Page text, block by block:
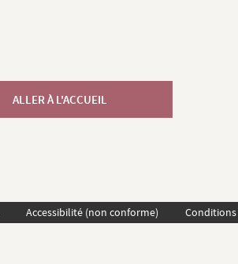
ALLER À L'ACCUEIL
Accessibilité (non conforme)